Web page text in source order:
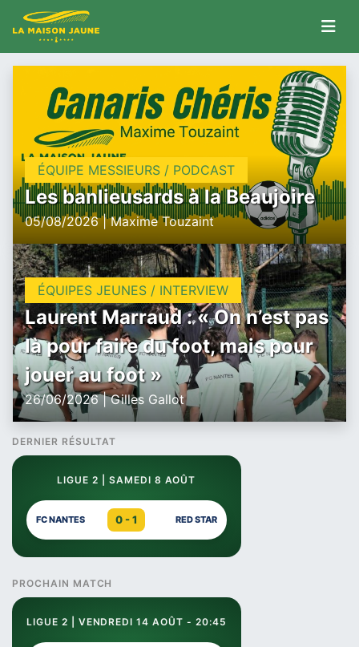
ÉQUIPE MESSIEURS / PODCAST
Les banlieusards à la Beaujoire
05/08/2026 | Maxime Touzaint
ÉQUIPES JEUNES / INTERVIEW
Laurent Marraud : « On n’est pas
là pour faire du foot, mais pour
jouer au foot »
26/06/2026 | Gilles Gallot
DERNIER RÉSULTAT
LIGUE 2 | SAMEDI 8 AOÛT
FC NANTES 0 - 1 RED STAR
PROCHAIN MATCH
LIGUE 2 | VENDREDI 14 AOÛT - 20:45